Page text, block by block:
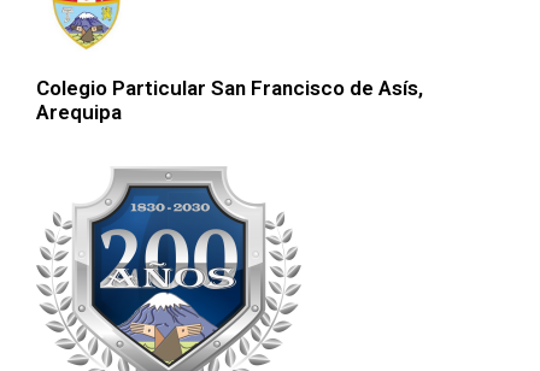
Colegio Particular San Francisco de Asís,
Arequipa